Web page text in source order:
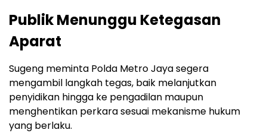
Publik Menunggu Ketegasan
Aparat
Sugeng meminta Polda Metro Jaya segera
mengambil langkah tegas, baik melanjutkan
penyidikan hingga ke pengadilan maupun
menghentikan perkara sesuai mekanisme hukum
yang berlaku.